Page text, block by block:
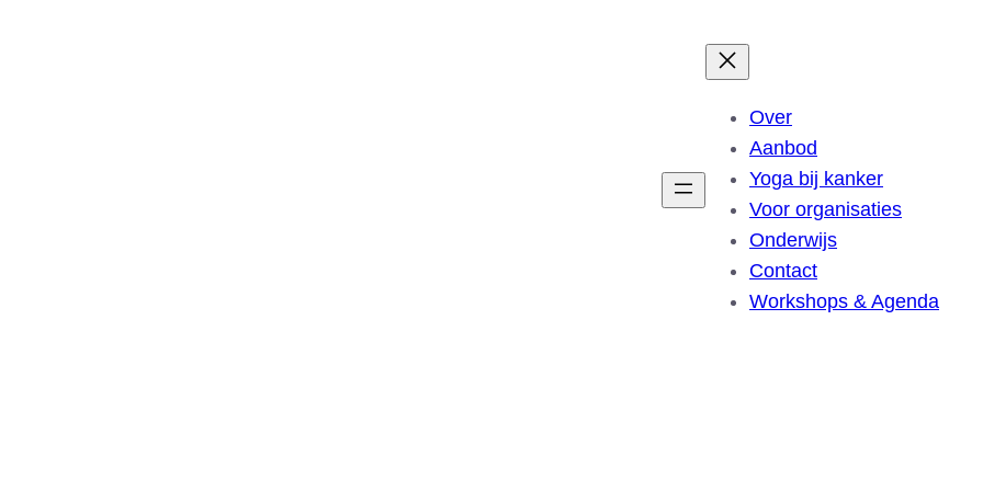
Over
Aanbod
Yoga bij kanker
Voor organisaties
Onderwijs
Contact
Workshops & Agenda